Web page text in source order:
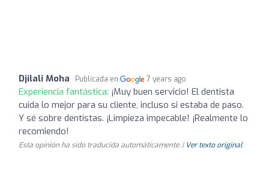
Djilali Moha Publicada en 7 years ago
Experiencia fantástica: ¡Muy buen servicio! El dentista
cuida lo mejor para su cliente, incluso si estaba de paso.
Y sé sobre dentistas. ¡Limpieza impecable! ¡Realmente lo
recomiendo!
Esta opinión ha sido traducida automáticamente. | Ver texto original